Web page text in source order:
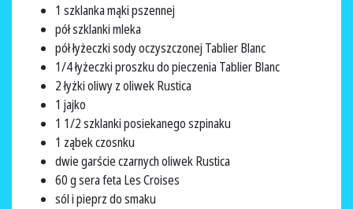
1 szklanka mąki pszennej
pół szklanki mleka
pół łyżeczki sody oczyszczonej Tablier Blanc
1/4 łyżeczki proszku do pieczenia Tablier Blanc
2 łyżki oliwy z oliwek Rustica
1 jajko
1 1/2 szklanki posiekanego szpinaku
1 ząbek czosnku
dwie garście czarnych oliwek Rustica
60 g sera feta Les Croises
sól i pieprz do smaku